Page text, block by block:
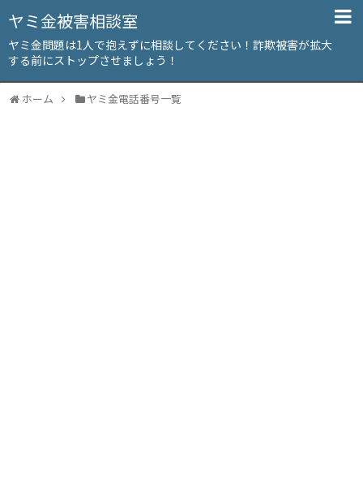
ヤミ金被害相談室
ヤミ金問題は1人で抱えずに相談してください！詐欺被害が拡大
する前にストップさせましょう！
ホーム ヤミ金電話番号一覧